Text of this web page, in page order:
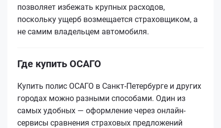
позволяет избежать крупных расходов,
поскольку ущерб возмещается страховщиком, а
не самим владельцем автомобиля.
Где купить ОСАГО
Купить полис ОСАГО в Санкт-Петербурге и других
городах можно разными способами. Один из
самых удобных — оформление через онлайн-
сервисы сравнения страховых предложений